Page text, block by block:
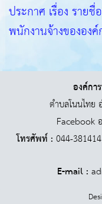
ประกาศ เรื่อง รายชื่
พนักงานจ้างขององ
องค์กา
ตำบลโนนไทย
Facebook
โทรศัพท์ : 044-
E-mail :